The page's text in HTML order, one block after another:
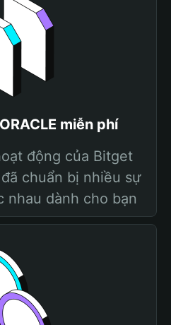
miễn phí
động của Bitget
chuẩn bị nhiều sự
nhau dành cho bạn